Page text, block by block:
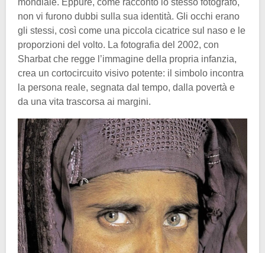
mondiale. Eppure, come raccontò lo stesso fotografo,
non vi furono dubbi sulla sua identità. Gli occhi erano
gli stessi, così come una piccola cicatrice sul naso e le
proporzioni del volto. La fotografia del 2002, con
Sharbat che regge l’immagine della propria infanzia,
crea un cortocircuito visivo potente: il simbolo incontra
la persona reale, segnata dal tempo, dalla povertà e
da una vita trascorsa ai margini.